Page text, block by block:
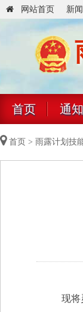
网站首页 新
首页 通
首页 > 雨露计划技
现将